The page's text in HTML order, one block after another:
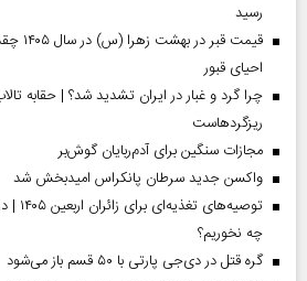
رسید
قیمت
احیای قبور
چرا گرد و غبار در ایران تشدید شد؟ | حقابه
ریزگردهاست
مجازات سنگین برای آدم‌ربایان گوش‌بر
واکسن جدید سرطان پانکراس امیدبخش شد
چه نخوریم؟
گره قتل در دی‌جی پارتی با ۵۰ قسم باز می‌شود